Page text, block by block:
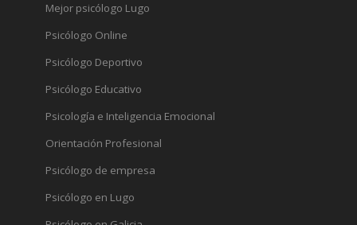
Mejor psicólogo Lugo
Psicólogo Online
Psicólogo Deportivo
Psicólogo Educativo
Psicología e Inteligencia Emocional
Orientación Profesional
Psicólogo de empresa
Psicólogo en Lugo